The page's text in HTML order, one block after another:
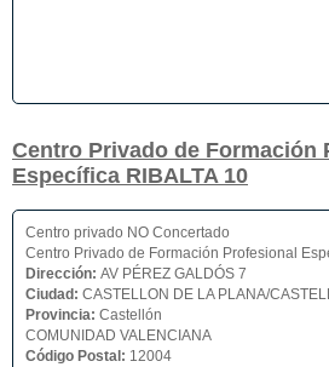
Centro Privado de Formación
Específica RIBALTA 10
Centro privado NO Concertado
Centro Privado de Formación Profesional
Dirección: AV PÉREZ GALDÓS 7
Ciudad: CASTELLON DE LA PLANA/
Provincia: Castellón
COMUNIDAD VALENCIANA
Código Postal: 12004